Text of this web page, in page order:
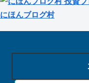
にほんブログ村